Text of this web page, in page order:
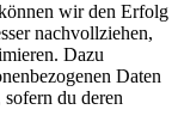
wir den Erfolg
nachvollziehen,
Dazu
Daten
du deren